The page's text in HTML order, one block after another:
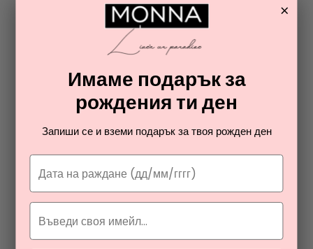
NUHA CHERRY BLUSH
15,39 €
ПРОМОЦИЯ
NUHA
парфюмна вода унисекс
16,44 €
×
Имаме подарък за
рождения ти ден
Запиши се и вземи подарък за твоя рожден ден